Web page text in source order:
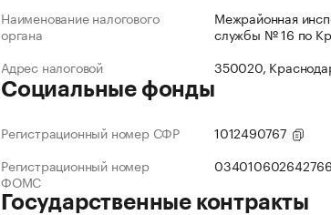
Наименование налогового
органа
Межрайонная
службы № 16 по
Адрес налоговой
350020,
Социальные фонды
Регистрационный номер СФР
1012490767
Регистрационный номер
ФОМС
034010602642766
Государственные контракты